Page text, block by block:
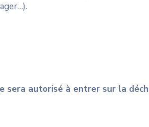
sera autorisé à entrer sur la